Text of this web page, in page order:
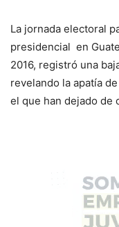
La jornada electoral
presidencial en
2016, registró una
revelando la apatía
el que han dejado de